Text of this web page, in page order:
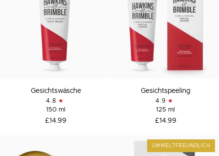
Gesichtswäsche
Gesichtswäsche
4.8
150 ml
£14.99
Gesichtspeeling
Gesichtspeeling
4.9
125 ml
£14.99
UMWELTFREUNDLICH